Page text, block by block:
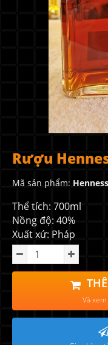
Rượu
Mã sản phẩm:
Thể tích: 700ml
Nồng độ: 40%
Xuất xứ: Pháp
Và